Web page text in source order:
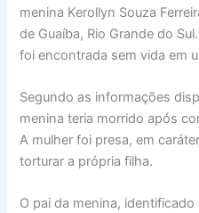
menina Kerollyn Souza
de Guaíba, Rio Grande do
foi encontrada sem vida em
Segundo as informações
menina teria morrido após
A mulher foi presa, em
torturar a própria filha.
O pai da menina,